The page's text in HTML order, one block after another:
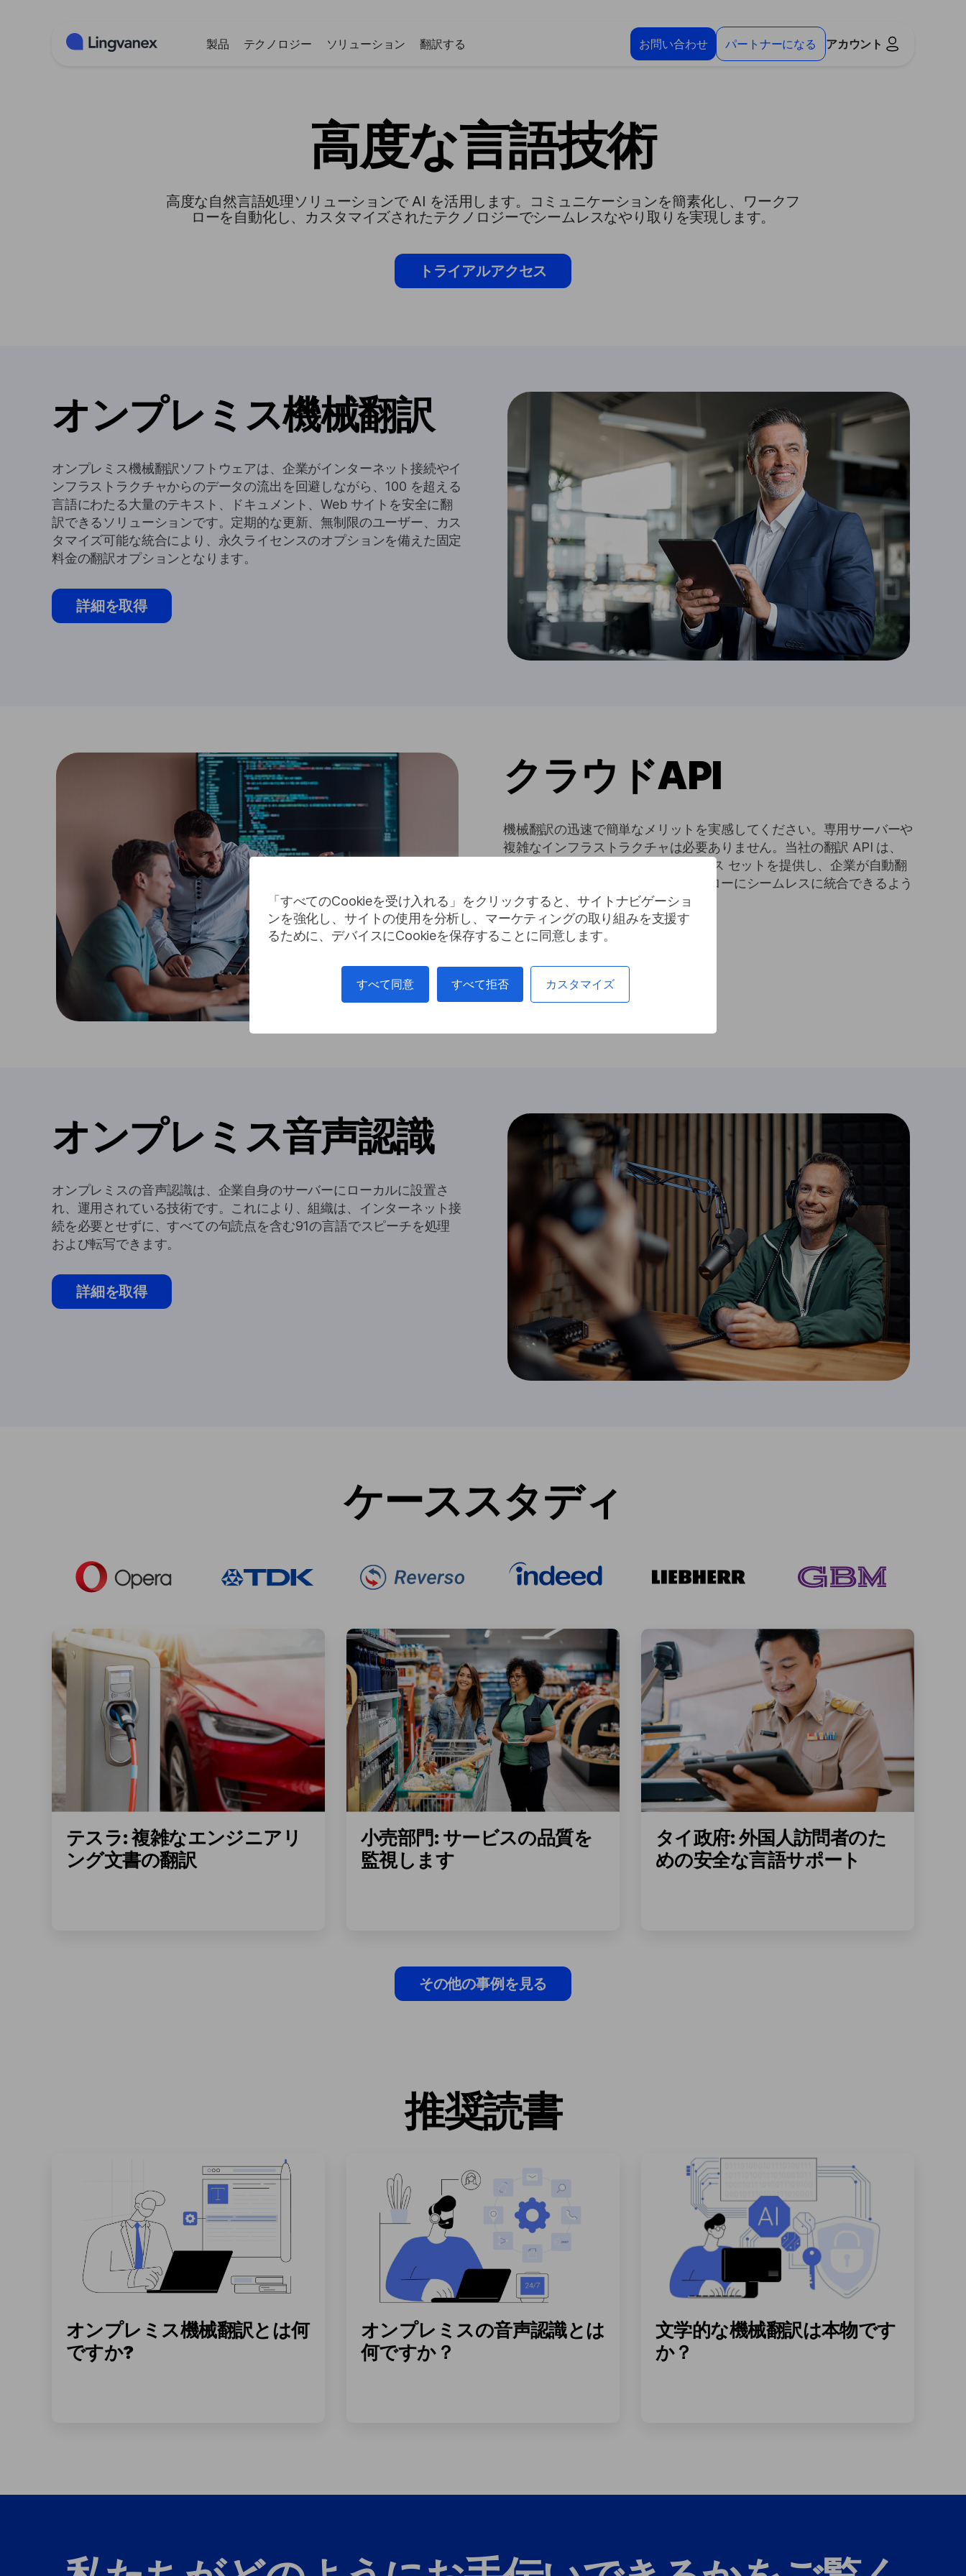
「すべてのCookieを受け入れる」をクリックすると、サイトナビゲーショ
ンを強化し、サイトの使用を分析し、マーケティングの取り組みを支援す
るために、デバイスにCookieを保存することに同意します。
すべて同意 すべて拒否 カスタマイズ
製品 テクノロジー ソリューション 翻訳する お問い合わせ パートナーになる アカウント
高度な言語技術
高度な自然言語処理ソリューションで AI を活用します。コミュニケーションを簡素化し、ワークフ
ローを自動化し、カスタマイズされたテクノロジーでシームレスなやり取りを実現します。
トライアルアクセス
オンプレミス機械翻訳
オンプレミス機械翻訳ソフトウェアは、企業がインターネット接続やイ
ンフラストラクチャからのデータの流出を回避しながら、100 を超える
言語にわたる大量のテキスト、ドキュメント、Web サイトを安全に翻
訳できるソリューションです。定期的な更新、無制限のユーザー、カス
タマイズ可能な統合により、永久ライセンスのオプションを備えた固定
料金の翻訳オプションとなります。
詳細を取得
クラウドAPI
機械翻訳の迅速で簡単なメリットを実感してください。専用サーバーや
複雑なインフラストラクチャは必要ありません。当社の翻訳 API は、
堅牢なソフトウェア インターフェイス セットを提供し、企業が自動翻
訳サービスを自社の製品やワークフローにシームレスに統合できるよう
にします。
詳細を取得
オンプレミス音声認識
オンプレミスの音声認識は、企業自身のサーバーにローカルに設置さ
れ、運用されている技術です。これにより、組織は、インターネット接
続を必要とせずに、すべての句読点を含む91の言語でスピーチを処理
および転写できます。
詳細を取得
ケーススタディ
テスラ: 複雑なエンジニアリ
ング文書の翻訳
小売部門: サービスの品質を
監視します
タイ政府: 外国人訪問者のた
めの安全な言語サポート
その他の事例を見る
推奨読書
オンプレミス機械翻訳とは何
ですか?
オンプレミスの音声認識とは
何ですか？
文学的な機械翻訳は本物です
か？